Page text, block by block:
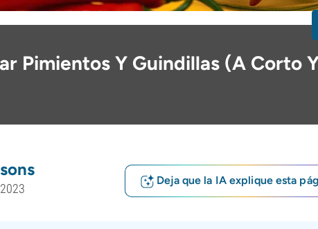
Pimientos Y Guindillas (A Corto
Deja que la IA explique esta